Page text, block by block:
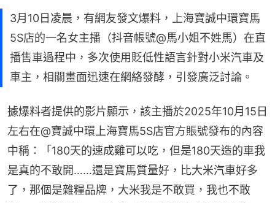
3月10日凌晨，有網友發文爆料，上海寶誠中環寶馬
5S店的一名女主播（抖音帳號@馬小姐不姓馬）在直
播售車過程中，多次使用貶低性語言針對小米汽車及
車主，相關畫面迅速在網絡發酵，引發廣泛討論。
據爆料者提供的影片顯示，該主播於2025年10月15日
左右在@寶誠中環上海寶馬5S店官方賬號發布的內容
中稱：「180天的速成雞可以吃，但是180天造的車我
是真的不敢開……還是寶馬質量好，比大米汽車好多
了，那個是雜糧品牌，大米我是不敢買，我也不敢